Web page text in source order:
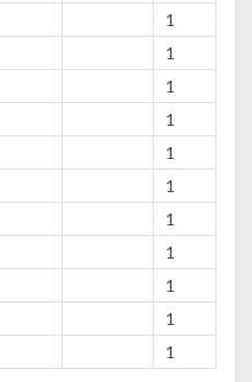
1
1
1
1
1
1
1
1
1
1
1